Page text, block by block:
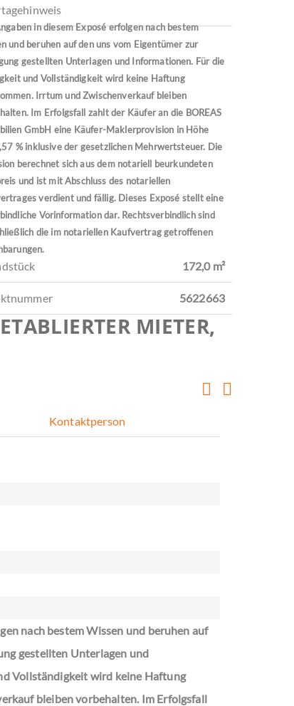
in diesem Exposé erfolgen nach bestem
und beruhen auf den uns vom Eigentümer zur
gestellten Unterlagen und Informationen. Für die
und Vollständigkeit wird keine Haftung
Irrtum und Zwischenverkauf bleiben
Im Erfolgsfall zahlt der Käufer an die BOREAS
GmbH eine Käufer-Maklerprovision in Höhe
% inklusive der gesetzlichen Mehrwertsteuer. Die
berechnet sich aus dem notariell beurkundeten
und ist mit Abschluss des notariellen
verdient und fällig. Dieses Exposé stellt eine
Vorinformation dar. Rechtsverbindlich sind
die im notariellen Kaufvertrag getroffenen
172,0 m²
5622663
MIETER,
Kontaktperson
nach bestem Wissen und beruhen auf
gestellten Unterlagen und
Vollständigkeit wird keine Haftung
bleiben vorbehalten. Im Erfolgsfall